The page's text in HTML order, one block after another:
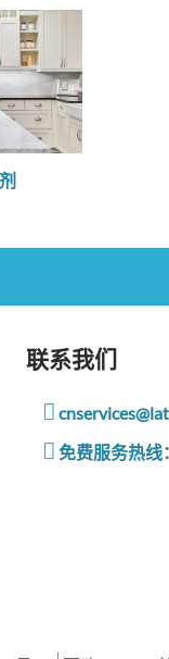
联系我们
免费服务热